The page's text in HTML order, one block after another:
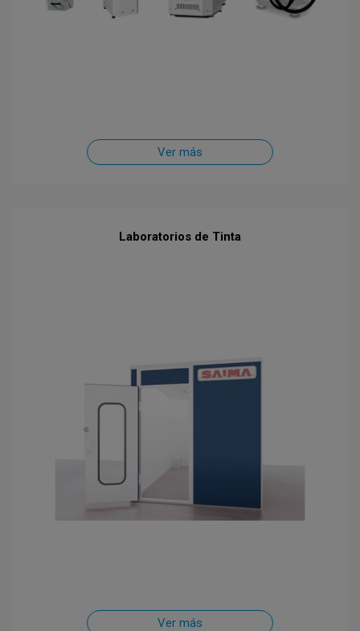
Ver más
Laboratorios de Tinta
Ver más